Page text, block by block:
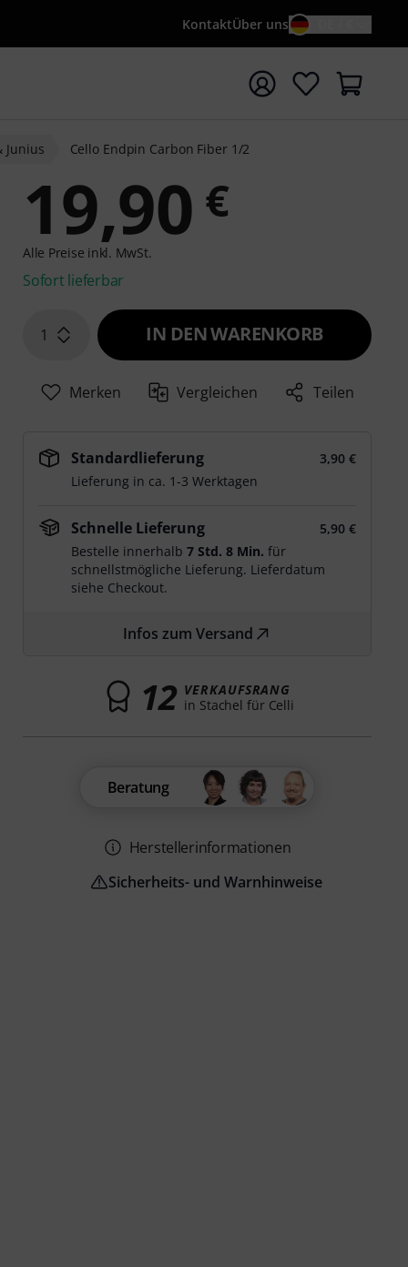
KontaktÜber uns
mit Suchwort {searchTerm} starten
Junius Cello Endpin Carbon Fiber 1/2
19,90 €
Alle Preise inkl. MwSt.
Sofort lieferbar
1 IN DEN WARENKORB
Merken Vergleichen Teilen
Standardlieferung
3,90 €
Lieferung in ca. 1-3 Werktagen
Schnelle Lieferung
5,90 €
Bestelle innerhalb7 Std. 8 Min. für
schnellstmögliche Lieferung. Lieferdatum
siehe Checkout.
Infos zum Versand
12 VERKAUFSRANG
in Stachel für Celli
Beratung
Herstellerinformationen
Sicherheits- und Warnhinweise